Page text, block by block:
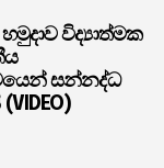
විද්‍යාත්මක
සන්නද්ධ